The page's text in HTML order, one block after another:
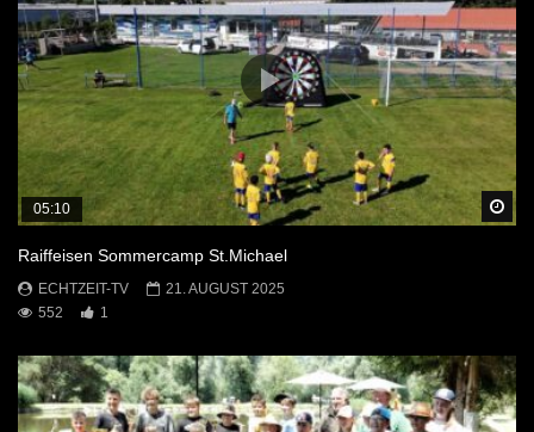
05:10
Raiffeisen Sommercamp St.Michael
ECHTZEIT-TV
21. AUGUST 2025
552
1